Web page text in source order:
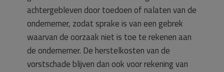
achtergebleven door toedoen of nalaten van de
ondernemer, zodat sprake is van een gebrek
waarvan de oorzaak niet is toe te rekenen aan
de ondernemer. De herstelkosten van de
vorstschade blijven dan ook voor rekening van